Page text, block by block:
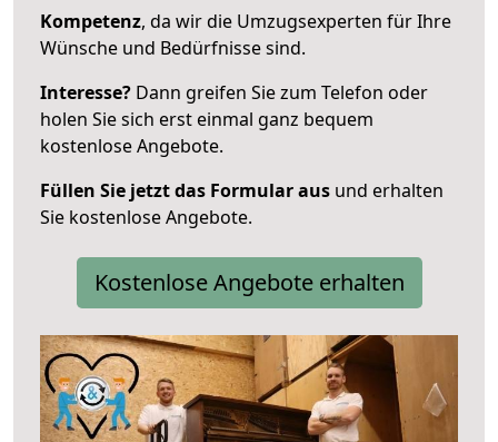
Kompetenz, da wir die Umzugsexperten für Ihre
Wünsche und Bedürfnisse sind.
Interesse? Dann greifen Sie zum Telefon oder
holen Sie sich erst einmal ganz bequem
kostenlose Angebote.
Füllen Sie jetzt das Formular aus und erhalten
Sie kostenlose Angebote.
Kostenlose Angebote erhalten